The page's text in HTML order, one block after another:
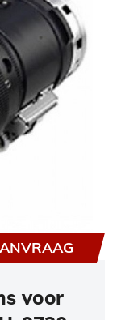
voor